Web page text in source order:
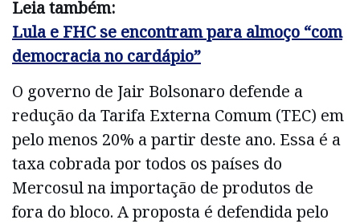
Leia também:
Lula e FHC se encontram para almoço “com
democracia no cardápio”
O governo de Jair Bolsonaro defende a
redução da Tarifa Externa Comum (TEC) em
pelo menos 20% a partir deste ano. Essa é a
taxa cobrada por todos os países do
Mercosul na importação de produtos de
fora do bloco. A proposta é defendida pelo